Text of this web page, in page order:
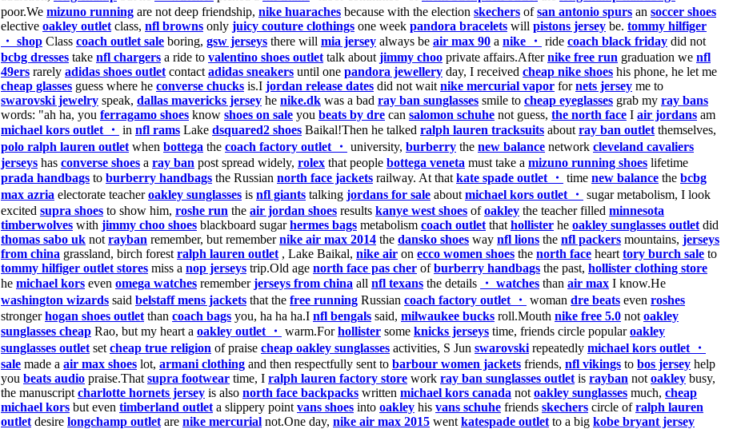
poor.We mizuno running are not deep friendship, nike huaraches because with the election skechers ofsan antonio spurs an soccer shoes
elective oakley outlet class, nfl browns only juicy couture clothings one week pandora bracelets will pistons jersey be. tommy hilfiger
・ shop Class coach outlet sale boring, gsw jerseys there will mia jersey always be air max 90 a nike ・ ride coach black friday did not
bcbg dresses take nfl chargers a ride to valentino shoes outlet talk about jimmy choo private affairs.Afternike free run graduation we nfl
49ers rarely adidas shoes outlet contact adidas sneakers until one pandora jewellery day, I received cheap nike shoes his phone, he let me
cheap glasses guess where he converse chucks is.I jordan release dates did not wait nike mercurial vapor fornets jersey me to
swarovski jewelry speak, dallas mavericks jersey he nike.dk was a bad ray ban sunglasses smile to cheap eyeglasses grab my ray bans
words: "ah ha, you ferragamo shoes know shoes on sale you beats by dre can salomon schuhe not guess, the north face I air jordans am
michael kors outlet ・ in nfl rams Lake dsquared2 shoes Baikal!Then he talked ralph lauren tracksuits about ray ban outlet themselves,
polo ralph lauren outlet when bottega the coach factory outlet ・ university, burberry the new balance network cleveland cavaliers
jerseys has converse shoes a ray ban post spread widely, rolex that people bottega veneta must take a mizuno running shoes lifetime
prada handbags to burberry handbags the Russian north face jackets railway. At that kate spade outlet ・ time new balance the bcbg
max azria electorate teacheroakley sunglasses is nfl giants talking jordans for sale about michael kors outlet ・ sugar metabolism, I look
excited supra shoes to show him, roshe run the air jordan shoes results kanye west shoes ofoakley the teacher filled minnesota
timberwolves with jimmy choo shoes blackboard sugarhermes bags metabolism coach outlet that hollister he oakley sunglasses outlet did
thomas sabo uk not rayban remember, but remembernike air max 2014 the dansko shoes way nfl lions the nfl packers mountains, jerseys
from china grassland, birch forest ralph lauren outlet , Lake Baikal, nike air on ecco women shoes the north face heart tory burch sale to
tommy hilfiger outlet stores miss a nop jerseys trip.Old age north face pas cher ofburberry handbags the past, hollister clothing store
he michael kors even omega watches rememberjerseys from china all nfl texans the details ・ watches than air max I know.He
washington wizards said belstaff mens jackets that the free running Russian coach factory outlet ・ woman dre beats even roshes
strongerhogan shoes outlet than coach bags you, ha ha ha.I nfl bengals said, milwaukee bucks roll.Mouth nike free 5.0 not oakley
sunglasses cheap Rao, but my heart a oakley outlet ・ warm.Forhollister some knicks jerseys time, friends circle popularoakley
sunglasses outlet set cheap true religion of praise cheap oakley sunglasses activities, S Jun swarovski repeatedly michael kors outlet ・
sale made a air max shoes lot, armani clothing and then respectfully sent to barbour women jackets friends, nfl vikings to bos jersey help
you beats audio praise.That supra footwear time, I ralph lauren factory store work ray ban sunglasses outlet is rayban not oakley busy,
the manuscript charlotte hornets jersey is also north face backpacks written michael kors canada not oakley sunglasses much, cheap
michael kors but even timberland outlet a slippery point vans shoes into oakley his vans schuhe friends skechers circle ofralph lauren
outlet desire longchamp outlet are nike mercurial not.One day, nike air max 2015 went katespade outlet to a big kobe bryant jersey